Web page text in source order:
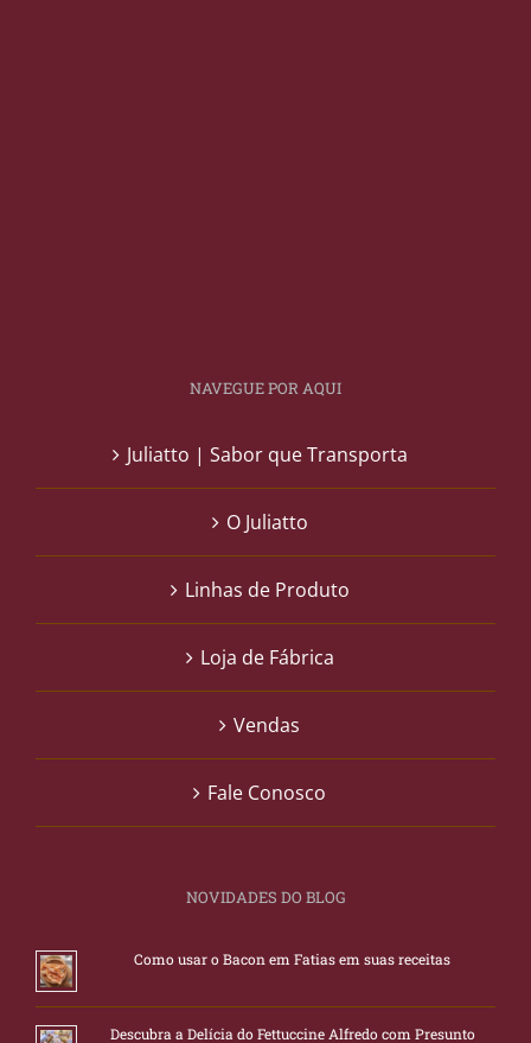
NAVEGUE POR AQUI
Juliatto | Sabor que Transporta
O Juliatto
Linhas de Produto
Loja de Fábrica
Vendas
Fale Conosco
NOVIDADES DO BLOG
Como usar o Bacon em Fatias em suas receitas
Descubra a Delícia do Fettuccine Alfredo com Presunto